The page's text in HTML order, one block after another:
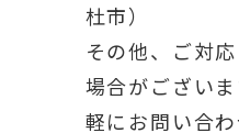
杜市）
その他、ご対
場合がござい
軽にお問い合わ